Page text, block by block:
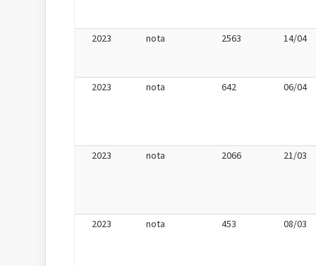
2023 nota 2563 14/04
2023 nota 642 06/04
2023 nota 2066 21/03
2023 nota 453 08/03